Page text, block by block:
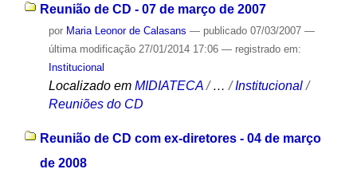
Reunião de CD - 07 de março de 2007
por Maria Leonor de Calasans — publicado07/03/2007 —
última modificação27/01/2014 17:06 — registrado em:
Institucional
Localizado em MIDIATECA /…/Institucional /
Reuniões do CD
Reunião de CD com ex-diretores - 04 de março
de 2008